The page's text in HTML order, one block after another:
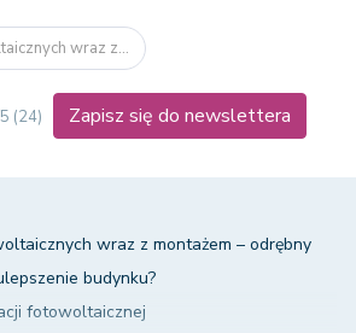
wraz z...
(24) Zapisz się do newslettera
wraz z montażem – odrębny
budynku?
fotowoltaicznej